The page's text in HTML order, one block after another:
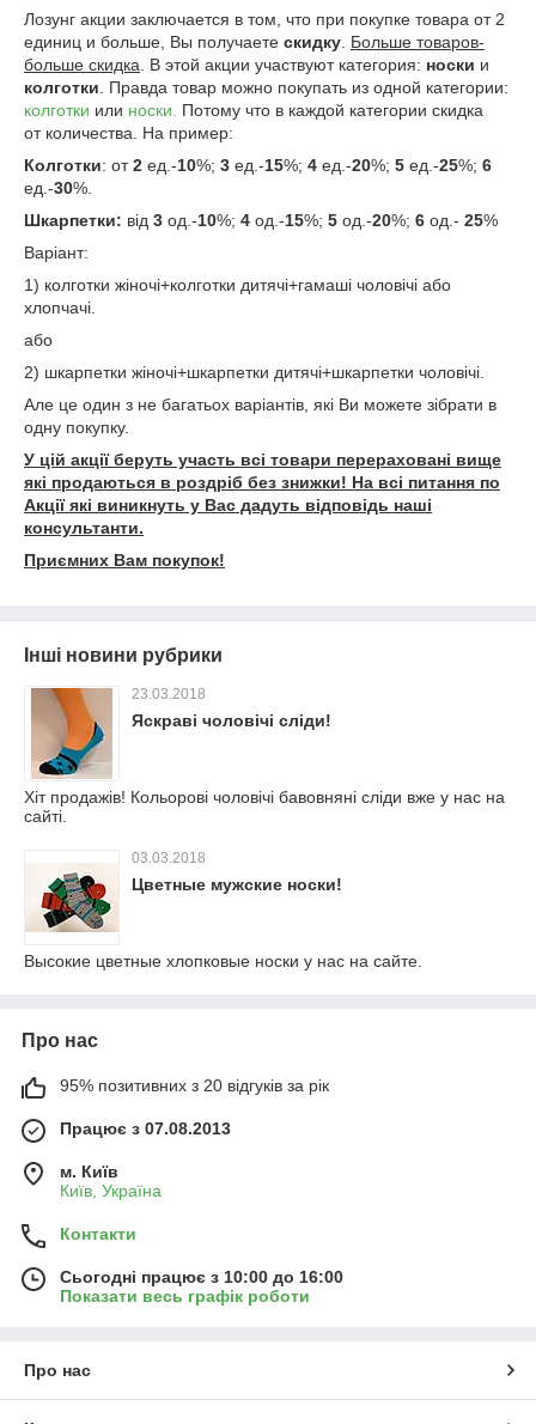
Лозунг акции заключается в том, что при покупке товара от 2
единиц и больше, Вы получаете скидку Больше товаров-
больше скидка . В этой акции участвуют категория: носки и
колготки . Правда товар можно покупать из одной категории:
колготки или носки.
Потому что в каждой категории скидка
от количества. На пример:
Колготки: от2 ед.-10%; 3 ед.-15%; 4 ед.-20%; 5 ед.-25%; 6
ед.-30%.
Шкарпетки: від 3 од.-10%; 4 од.-15%; 5 од.-20%; 6 од.- 25%
Варіант:
1) колготки жіночі+колготки дитячі+гамаші чоловічі або
хлопчачі.
або
2) шкарпетки жіночі+шкарпетки дитячі+шкарпетки чоловічі.
Але це один з не багатьох варіантів, які Ви можете зібрати в
одну покупку.
У цій акції беруть участь всі товари перераховані вище
які продаються в роздріб без знижки! На всі питання по
Акції які виникнуть у Вас дадуть відповідь наші
консультанти.
Приємних Вам покупок!
Інші новини рубрики
23.03.2018
Яскраві чоловічі сліди!
Хіт продажів! Кольорові чоловічі бавовняні сліди вже у нас на
сайті.
03.03.2018
Цветные мужские носки!
Высокие цветные хлопковые носки у нас на сайте.
Про нас
95% позитивних з 20 відгуків за рік
Працює з 07.08.2013
м. Київ
Київ, Україна
Контакти
Сьогодні працює з 10:00 до 16:00
Показати весь графік роботи
Про нас